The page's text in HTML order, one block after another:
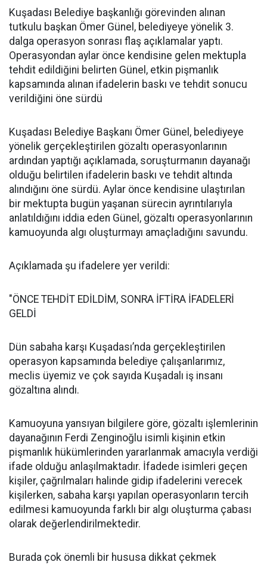
Kuşadası Belediye başkanlığı görevinden alınan
tutkulu başkan Ömer Günel, belediyeye yönelik 3.
dalga operasyon sonrası flaş açıklamalar yaptı.
Operasyondan aylar önce kendisine gelen mektupla
tehdit edildiğini belirten Günel, etkin pişmanlık
kapsamında alınan ifadelerin baskı ve tehdit sonucu
verildiğini öne sürdü
Kuşadası Belediye Başkanı Ömer Günel, belediyeye
yönelik gerçekleştirilen gözaltı operasyonlarının
ardından yaptığı açıklamada, soruşturmanın dayanağı
olduğu belirtilen ifadelerin baskı ve tehdit altında
alındığını öne sürdü. Aylar önce kendisine ulaştırılan
bir mektupta bugün yaşanan sürecin ayrıntılarıyla
anlatıldığını iddia eden Günel, gözaltı operasyonlarının
kamuoyunda algı oluşturmayı amaçladığını savundu.
Açıklamada şu ifadelere yer verildi:
"ÖNCE TEHDİT EDİLDİM, SONRA İFTİRA İFADELERİ
GELDİ
Dün sabaha karşı Kuşadası’nda gerçekleştirilen
operasyon kapsamında belediye çalışanlarımız,
meclis üyemiz ve çok sayıda Kuşadalı iş insanı
gözaltına alındı.
Kamuoyuna yansıyan bilgilere göre, gözaltı işlemlerinin
dayanağının Ferdi Zenginoğlu isimli kişinin etkin
pişmanlık hükümlerinden yararlanmak amacıyla verdiği
ifade olduğu anlaşılmaktadır. İfadede isimleri geçen
kişiler, çağrılmaları halinde gidip ifadelerini verecek
kişilerken, sabaha karşı yapılan operasyonların tercih
edilmesi kamuoyunda farklı bir algı oluşturma çabası
olarak değerlendirilmektedir.
Burada çok önemli bir hususa dikkat çekmek